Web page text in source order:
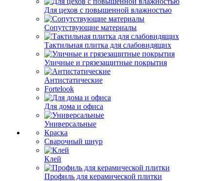
Для цехов с повышенной влажностью
Сопутствующие материалы
Тактильная плитка для слабовидящих
Уличные и грязезащитные покрытия
Антистатические
Fortelook
Для дома и офиса
Универсальные
Краска
Сварочный шнур
Клей
Профиль для керамической плитки